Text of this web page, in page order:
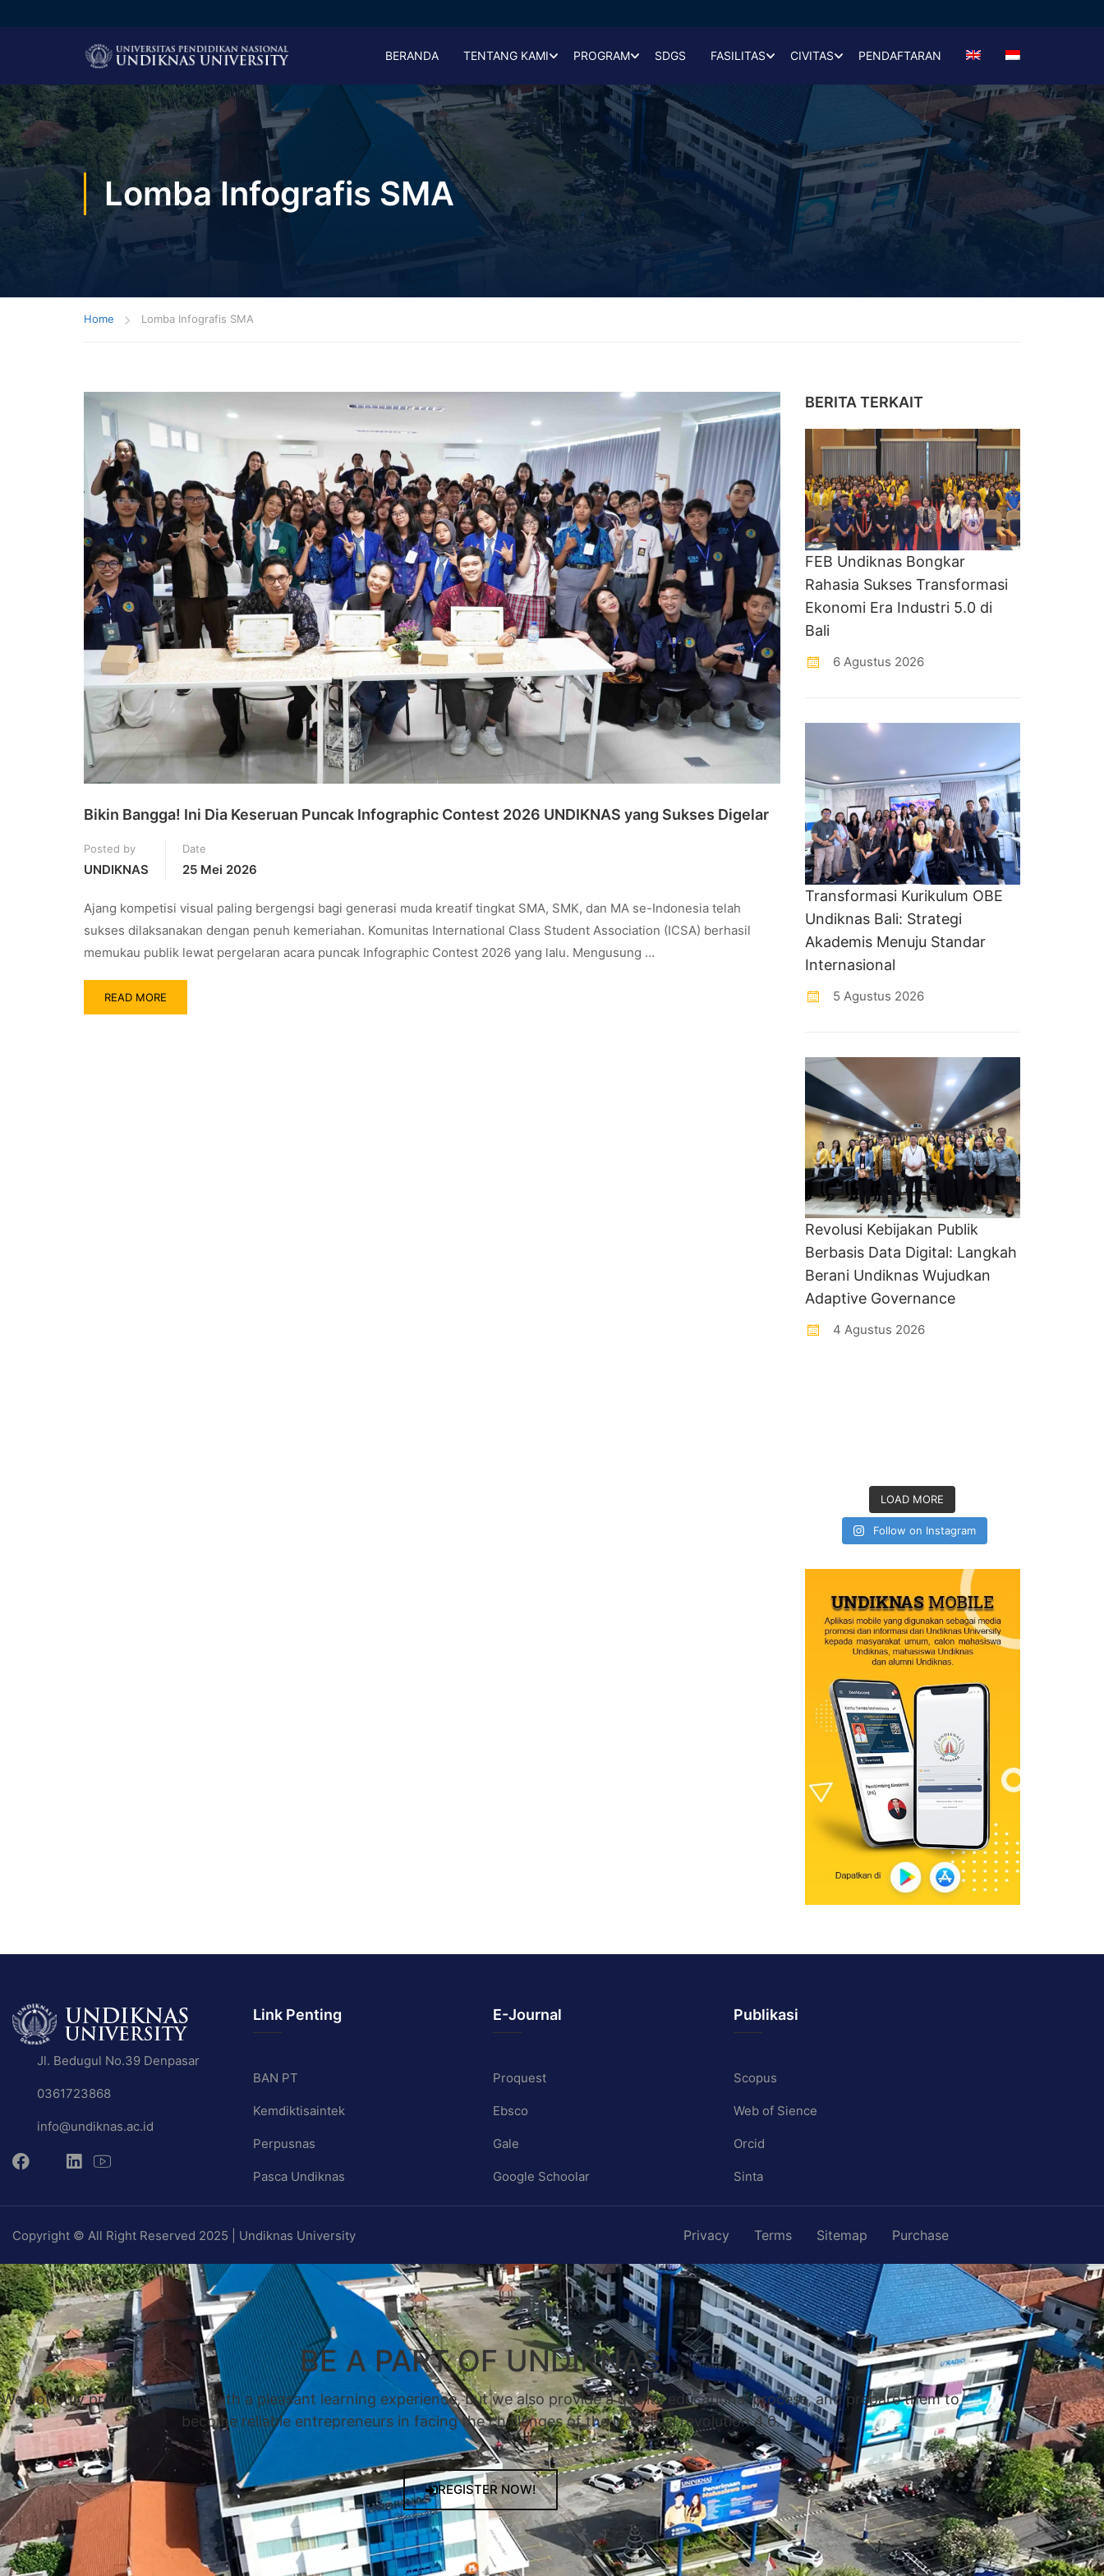
BERANDA TENTANG KAMI PROGRAM SDGS FASILITAS CIVITAS PENDAFTARAN
Lomba Infografis SMA
Home Lomba Infografis SMA
Bikin Bangga! Ini Dia Keseruan Puncak Infographic Contest 2026 UNDIKNAS yang Sukses Digelar
Posted by
UNDIKNAS
Date
25 Mei 2026
Ajang kompetisi visual paling bergengsi bagi generasi muda kreatif tingkat SMA, SMK, dan MA se-Indonesia telah
sukses dilaksanakan dengan penuh kemeriahan. Komunitas International Class Student Association (ICSA) berhasil
memukau publik lewat pergelaran acara puncak Infographic Contest 2026 yang lalu. Mengusung …
READ MORE
BERITA TERKAIT
FEB Undiknas Bongkar
Rahasia Sukses Transformasi
Ekonomi Era Industri 5.0 di
Bali
6 Agustus 2026
Transformasi Kurikulum OBE
Undiknas Bali: Strategi
Akademis Menuju Standar
Internasional
5 Agustus 2026
Revolusi Kebijakan Publik
Berbasis Data Digital: Langkah
Berani Undiknas Wujudkan
Adaptive Governance
4 Agustus 2026
LOAD MORE
Follow on Instagram
Jl. Bedugul No.39 Denpasar
0361723868
info@undiknas.ac.id
Link Penting
BAN PT
Kemdiktisaintek
Perpusnas
Pasca Undiknas
E-Journal
Proquest
Ebsco
Gale
Google Schoolar
Publikasi
Scopus
Web of Sience
Orcid
Sinta
Copyright © All Right Reserved 2025 | Undiknas University Privacy Terms Sitemap Purchase
BE A PART OF UNDIKNAS
We not only provide students with a pleasant learning experience, but we also provide a quality educational process, and prepare them to
become reliable entrepreneurs in facing the challenges of the industrial revolution 4.0.
REGISTER NOW!